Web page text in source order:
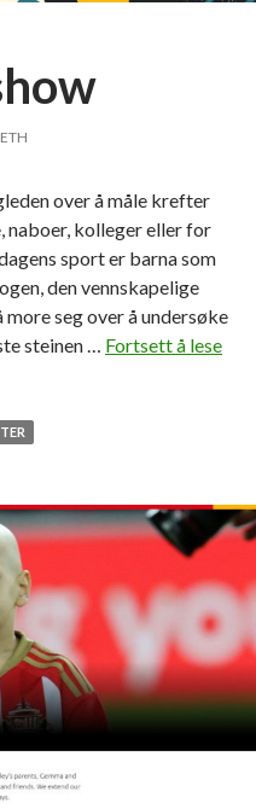
m
o
g
g
f
o
r
e
n
e
r
over å måle krefter
naboer, kolleger eller for
sport er barna som
den vennskapelige
seg over å undersøke
steinen … Fortsett å lese
r
t
s
h
o
w